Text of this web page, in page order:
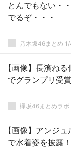
とんでもない・
でるぞ・・・
乃木坂46まとめ
【画像】長濱ね
でグランプリ受賞
欅坂46まとめラボ
【画像】アンジ
で水着姿を披露！